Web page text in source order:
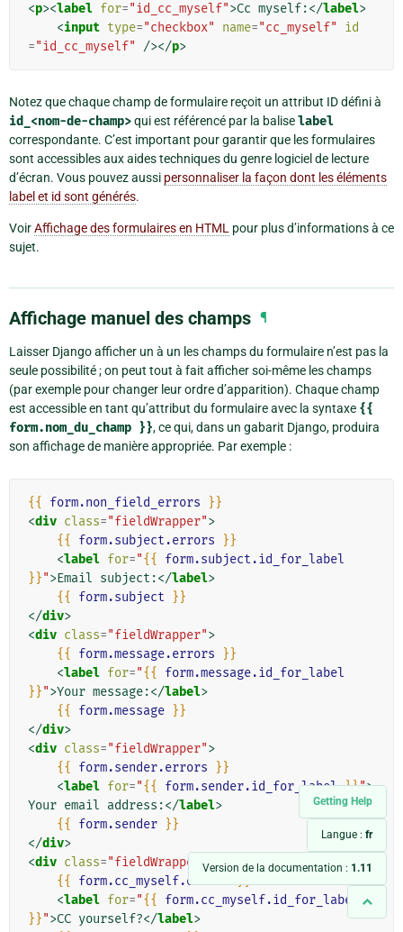
Getting Help
Langue : fr
Version de la documentation : 1.11
<p><label for="id_cc_myself">Cc myself:</label>
<input type="checkbox" name="cc_myself"
id
="id_cc_myself" /></p>
Notez que chaque champ de formulaire reçoit un attribut ID défini à
id_<nom-de-champ>qui est référencé par la baliselabel
correspondante. C’est important pour garantir que les formulaires
sont accessibles aux aides techniques du genre logiciel de lecture
d’écran. Vous pouvez aussi personnaliser la façon dont les éléments
label et id sont générés.
VoirAffichage des formulaires en HTML pour plus d’informations à ce
sujet.
Affichage manuel des champs ¶
Laisser Django afficher un à un les champs du formulaire n’est pas la
seule possibilité ; on peut tout à fait afficher soi-même les champs
(par exemple pour changer leur ordre d’apparition). Chaque champ
est accessible en tant qu’attribut du formulaire avec la syntaxe {{
form.nom_du_champ }}, ce qui, dans un gabarit Django, produira
son affichage de manière appropriée. Par exemple :
{{ form.non_field_errors
}}
<div class="fieldWrapper">
{{
form.subject.errors
}}
<label for="{{
form.subject.id_for_label
}}">Email subject:</label>
{{
form.subject
}}
</div>
<div class="fieldWrapper">
{{
form.message.errors
}}
<label for="{{
form.message.id_for_label
}}">Your message:</label>
{{
form.message }}
</div>
<div class="fieldWrapper">
{{
form.sender.errors
}}
<label for="{{ form.sender.id_for_label }}">
Your email address:</label>
{{
form.sender }}
</div>
<div class="fieldWrapper">
{{
form.cc_myself.errors }}
<label for="{{
form.cc_myself.id_for_label
}}">CC yourself?</label>